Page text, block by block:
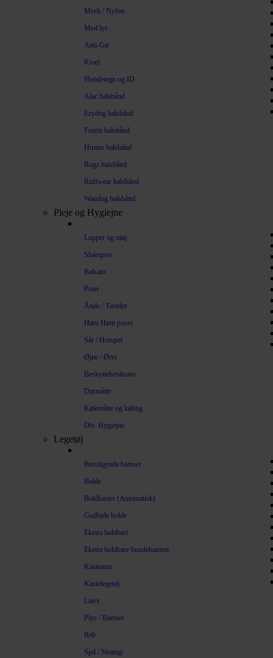
Mesh / Nylon
Med lys
Anti-Gø
Kvæl
Hundetegn og ID
Alac halsbånd
Ezydog halsbånd
Fenriz halsbånd
Hunter halsbånd
Rogz halsbånd
Ruffwear halsbånd
Waudog halsbånd
Pleje og Hygiejne
Lopper og utøj
Shampoo
Balsam
Poter
Ånde / Tænder
Høm Høm poser
Sår / Hotspot
Øjne / Ører
Beskyttelseskrave
Dørmåtte
Kølemåtte og køling
Div. Hygiejne
Legetøj
Beroligende bamser
Bolde
Boldkaster (Automatisk)
Godbids bolde
Ekstra holdbart
Ekstra holdbare hundebamser
Kastearm
Kastelegetøj
Latex
Plys / Bamser
Reb
Spil / Strategi